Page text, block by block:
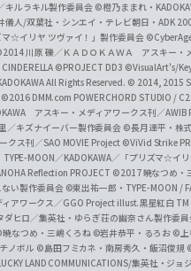
キルラキル製作委員会 ©橙乃ままれ・
儀人/双葉社・シンエイ・テレビ朝日・ADK
☆イリヤ ツヴァイ！」製作委員会
川原 礫／ＫＡＤＯＫＡＷＡ アスキー・
©PROJECT DD3 ©VisualArt's/
All Rights Reserved. © 2014, 2015
©2016 DMM.com POWERCHORD STUDIO /
アスキー・メディアワークス刊／AWIB
／キズナイーバー製作委員会 ©長月達平・株
ス刊／SAO MOVIE Project ©ViVid Strike
MOON／KADOKAWA／「プリズマ☆イ
Reflection PROJECT ©2017 暁なつめ・
い製作委員会 ©東出祐一郎・TYPE-MOON /
アワークス／GGO Project illust.黒星紅白
ヒロ／集英社・ゆらぎ荘の幽奈さん製作委員
なつめ・三嶋くろね ©岩井恭平・るろお ©上
ノボル ©島田フミカネ・南房秀久・飯沼俊規
LAND COMMUNICATIONS/集英社・ジ